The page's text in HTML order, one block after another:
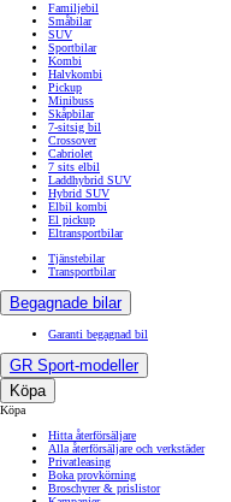
Familjebil
Småbilar
SUV
Sportbilar
Kombi
Halvkombi
Pickup
Minibuss
Skåpbilar
7-sitsig bil
Crossover
Cabriolet
7 sits elbil
Laddhybrid SUV
Hybrid SUV
Elbil kombi
El pickup
Eltransportbilar
Tjänstebilar
Transportbilar
Begagnade bilar
Garanti begagnad bil
GR Sport-modeller
Köpa
Köpa
Hitta återförsäljare
Alla återförsäljare och verkstäder
Privatleasing
Boka provkörning
Broschyrer & prislistor